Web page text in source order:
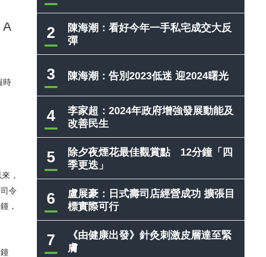
2
陳海潮：看好今年一手私宅成交大反
彈
3 陳海潮：告別2023低迷 迎2024曙光
4
李家超：2024年政府增強發展動能及
改善民生
5
除夕夜煙花最佳觀賞點 12分鐘「四
季更迭」
6
盧展豪：日式壽司店經營成功 擴張目
標實際可行
7
《由健康出發》針灸刺激皮層達至緊
膚
A
時
，
令
，